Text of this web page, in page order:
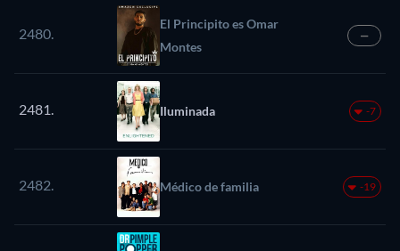
2480.
El Principito es Omar
Montes
—
2481. Iluminada -7
2482. Médico de familia -19